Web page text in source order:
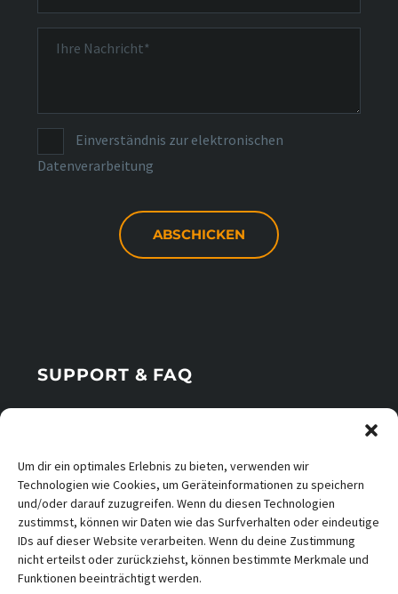
Um dir ein optimales Erlebnis zu bieten, verwenden wir
Technologien wie Cookies, um Geräteinformationen zu speichern
und/oder darauf zuzugreifen. Wenn du diesen Technologien
zustimmst, können wir Daten wie das Surfverhalten oder eindeutige
IDs auf dieser Website verarbeiten. Wenn du deine Zustimmung
nicht erteilst oder zurückziehst, können bestimmte Merkmale und
Funktionen beeinträchtigt werden.
Einverständnis zur elektronischen
Datenverarbeitung
SUPPORT & FAQ
Bewerbungen